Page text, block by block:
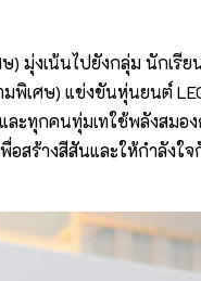
) มุ่งเน้นไปยังกลุ่ม นักเรี
มพิเศษ) แข่งขันหุ่นยนต์
ะทุกคนทุ่มเทใช้พลังส
อสร้างสีสันและให้กำลัง